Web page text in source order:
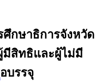
กษาธิการจังหวัด
มีสิทธิและผู้ไม่มี
บรรจุ